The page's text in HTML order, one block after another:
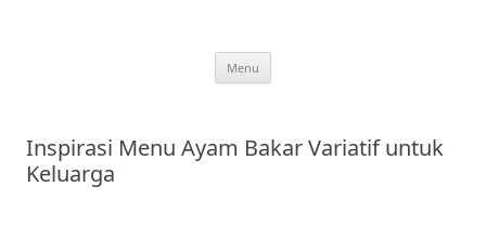
Menu
Inspirasi Menu Ayam Bakar Variatif untuk
Keluarga